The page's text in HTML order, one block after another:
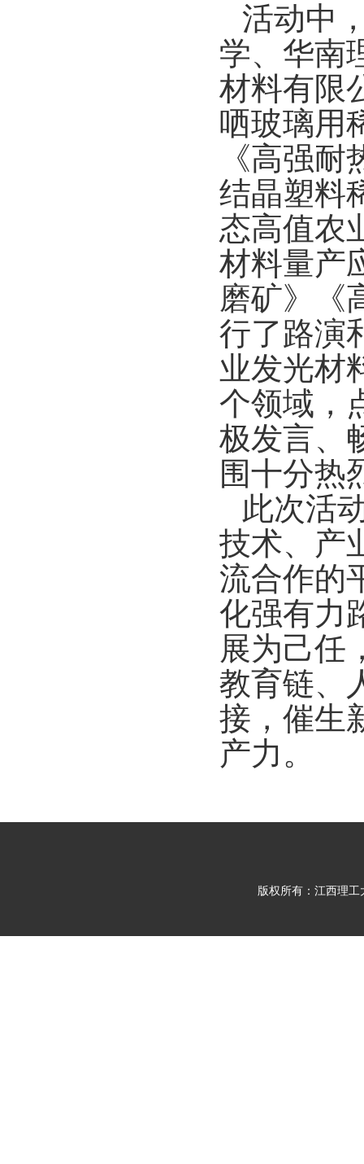
活动中
学、华南
材料有限
哂玻璃用
《高强
结晶塑料
态高值农
材料量产
磨矿》《
行了路演
业发光材
个领域，
极发言、
围十分热
此次活
技术、产
流合作的
化强有力
展为己任
教育链、
接，催生
产力。
版权所有：江西理